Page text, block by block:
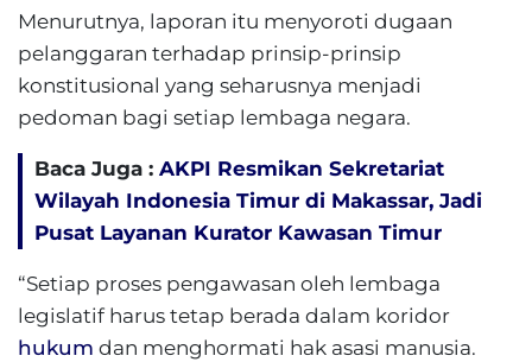
Menurutnya, laporan itu menyoroti dugaan
pelanggaran terhadap prinsip-prinsip
konstitusional yang seharusnya menjadi
pedoman bagi setiap lembaga negara.
Baca Juga : AKPI Resmikan Sekretariat
Wilayah Indonesia Timur di Makassar, Jadi
Pusat Layanan Kurator Kawasan Timur
“Setiap proses pengawasan oleh lembaga
legislatif harus tetap berada dalam koridor
hukum dan menghormati hak asasi manusia.